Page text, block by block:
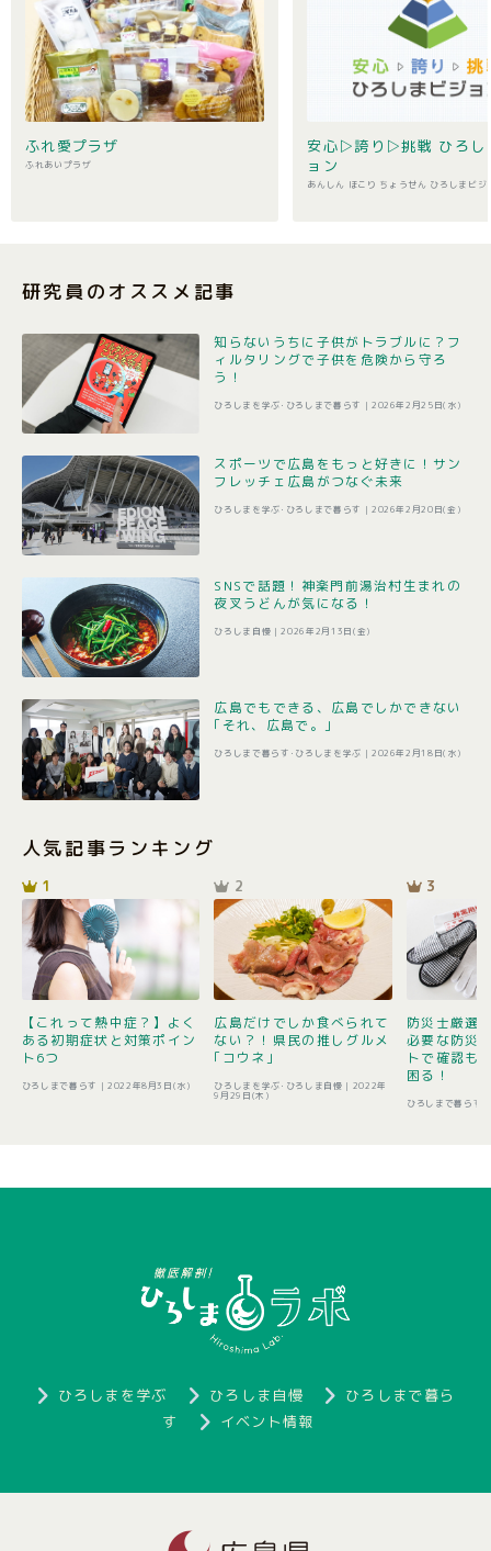
ふれ愛プラザ
ふれあいプラザ
安心▷誇り▷挑戦 ひろし
ョン
あんしん ほこり ちょうせん ひろしまビジ
研究員のオススメ記事
知らないうちに子供がトラブルに？フ
ィルタリングで子供を危険から守ろ
う！
ひろしまを学ぶ･ひろしまで暮らす | 2026年2月25日(水)
スポーツで広島をもっと好きに！サン
フレッチェ広島がつなぐ未来
ひろしまを学ぶ･ひろしまで暮らす | 2026年2月20日(金)
SNSで話題！神楽門前湯治村生まれの
夜叉うどんが気になる！
ひろしま自慢 |2026年2月13日(金)
広島でもできる、広島でしかできない
｢それ、広島で。｣
ひろしまで暮らす･ひろしまを学ぶ | 2026年2月18日(水)
人気記事ランキング
1
【これって熱中症？】よく
ある初期症状と対策ポイン
ト6つ
ひろしまで暮らす | 2022年8月3日(水)
2
広島だけでしか食べられて
ない？！県民の推しグルメ
｢コウネ｣
ひろしまを学ぶ･ひろしま自慢 | 2022年
9月29日(木)
3
防災士厳選
必要な防災
トで確認も
困る！
ひろしまで暮らす
ひろしまを学ぶ ひろしま自慢
ひろしまで暮ら
す
イベント情報